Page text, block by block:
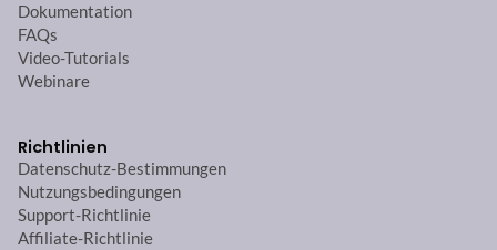
Dokumentation
FAQs
Video-Tutorials
Webinare
Richtlinien
Datenschutz-Bestimmungen
Nutzungsbedingungen
Support-Richtlinie
Affiliate-Richtlinie